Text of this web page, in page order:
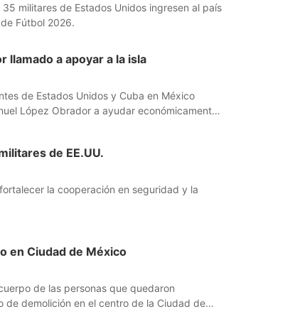
militares de Estados Unidos ingresen al país
Fútbol 2026.
llamado a apoyar a la isla
de Estados Unidos y Cuba en México
López Obrador a ayudar económicamente
de EE.UU.
la cooperación en seguridad y la
en Ciudad de México
de las personas que quedaron
demolición en el centro de la Ciudad de